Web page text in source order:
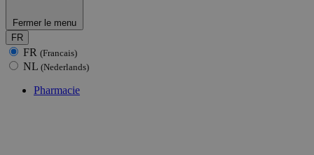
Fermer le menu
FR
FR (Francais)
NL (Nederlands)
Pharmacie